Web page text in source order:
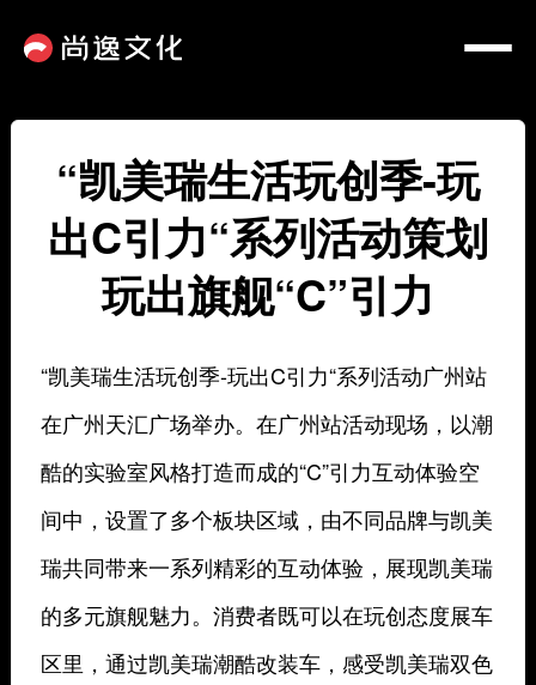
“凯美瑞生活玩创季-玩
出C引力“系列活动策划
玩出旗舰“C”引力
“凯美瑞生活玩创季-玩出C引力“系列活动广州站
在广州天汇广场举办。在广州站活动现场，以潮
酷的实验室风格打造而成的“C”引力互动体验空
间中，设置了多个板块区域，由不同品牌与凯美
瑞共同带来一系列精彩的互动体验，展现凯美瑞
的多元旗舰魅力。消费者既可以在玩创态度展车
区里，通过凯美瑞潮酷改装车，感受凯美瑞双色